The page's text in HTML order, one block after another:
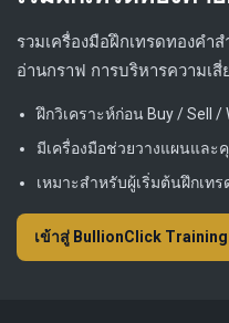
รวมเครื่องมือฝึกเทรดทองค
อ่านกราฟ การบริหารความเ
ฝึกวิเคราะห์ก่อน Buy / Sell /
มีเครื่องมือช่วยวางแผนและ
เหมาะสำหรับผู้เริ่มต้นฝึกเทร
เข้าสู่ BullionClick Training